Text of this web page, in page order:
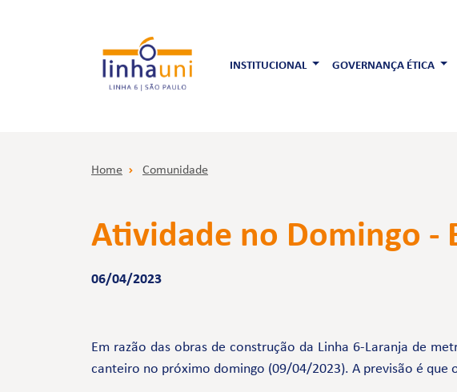
INSTITUCIONAL GOVERNANÇA ÉTICA
Home Comunidade
Atividade no Domingo -
06/04/2023
Em razão das obras de construção da Linha 6-Laranja de
canteiro no próximo domingo (09/04/2023). A previsão é que